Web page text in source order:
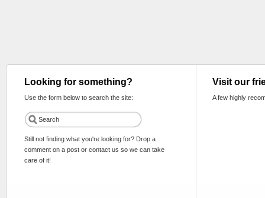
Looking for something?
Use the form below to search the site:
Still not finding what you're looking for? Drop a
comment on a post or contact us so we can take
care of it!
Visit our
A few highly